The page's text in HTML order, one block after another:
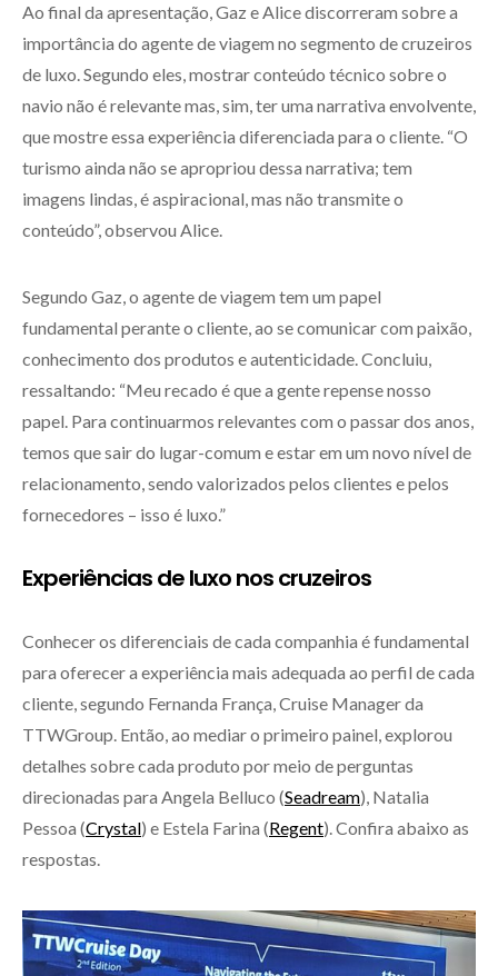
Ao final da apresentação, Gaz e Alice discorreram sobre a
importância do agente de viagem no segmento de cruzeiros
de luxo. Segundo eles, mostrar conteúdo técnico sobre o
navio não é relevante mas, sim, ter uma narrativa envolvente,
que mostre essa experiência diferenciada para o cliente. “O
turismo ainda não se apropriou dessa narrativa; tem
imagens lindas, é aspiracional, mas não transmite o
conteúdo”, observou Alice.
Segundo Gaz, o agente de viagem tem um papel
fundamental perante o cliente, ao se comunicar com paixão,
conhecimento dos produtos e autenticidade. Concluiu,
ressaltando: “Meu recado é que a gente repense nosso
papel. Para continuarmos relevantes com o passar dos anos,
temos que sair do lugar-comum e estar em um novo nível de
relacionamento, sendo valorizados pelos clientes e pelos
fornecedores – isso é luxo.”
Experiências de luxo nos cruzeiros
Conhecer os diferenciais de cada companhia é fundamental
para oferecer a experiência mais adequada ao perfil de cada
cliente, segundo Fernanda França, Cruise Manager da
TTWGroup. Então, ao mediar o primeiro painel, explorou
detalhes sobre cada produto por meio de perguntas
direcionadas para Angela Belluco (Seadream), Natalia
Pessoa (Crystal) e Estela Farina (Regent). Confira abaixo as
respostas.